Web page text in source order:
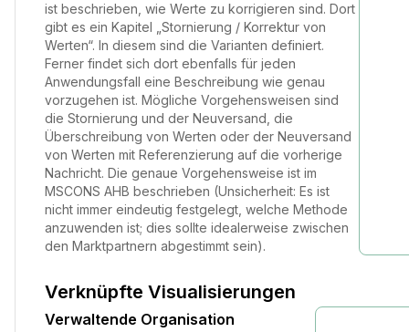
ist beschrieben, wie Werte zu korrigieren sind. Dort
gibt es ein Kapitel „Stornierung / Korrektur von
Werten“. In diesem sind die Varianten definiert.
Ferner findet sich dort ebenfalls für jeden
Anwendungsfall eine Beschreibung wie genau
vorzugehen ist. Mögliche Vorgehensweisen sind
die Stornierung und der Neuversand, die
Überschreibung von Werten oder der Neuversand
von Werten mit Referenzierung auf die vorherige
Nachricht. Die genaue Vorgehensweise ist im
MSCONS AHB beschrieben (Unsicherheit: Es ist
nicht immer eindeutig festgelegt, welche Methode
anzuwenden ist; dies sollte idealerweise zwischen
den Marktpartnern abgestimmt sein).
Verknüpfte Visualisierungen
Verwaltende Organisation